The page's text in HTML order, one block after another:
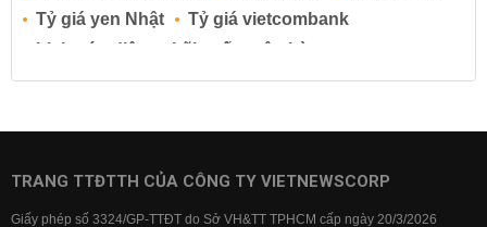
Tỷ giá yen Nhật
Tỷ giá vietcombank
Lịch cúp điện
Lãi suất ngân hàng
Lãi suất tiết kiệm
Lãi suất tiền gửi
Lãi suất ngân hàng BIDV
TRANG TTĐTTH CỦA CÔNG TY VIETNEWSCORP
Giấy phép số 3324/GP-TTĐT do Sở VH&TT TPHCM cấp ngày 20/3/2026